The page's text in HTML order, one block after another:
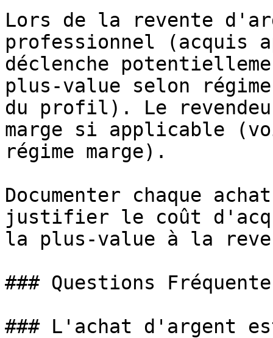
Lors de la revente
professionnel (acquis
déclenche
plus-value selon régime
du profil). Le
marge si applicable
régime marge).
Documenter chaque
justifier le coût
la plus-value à la
### Questions
### L'achat d'argent